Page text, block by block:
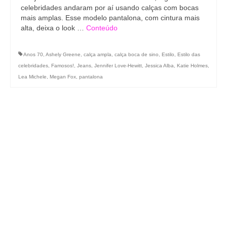
celebridades andaram por aí usando calças com bocas
mais amplas. Esse modelo pantalona, com cintura mais
alta, deixa o look … Conteúdo
Anos 70 Ashely Greene calça ampla calça boca de sino Estilo
Estilo das
celebridades Famosos! Jeans Jennifer Love-Hewitt Jessica Alba Katie Holmes
Lea Michele
Megan Fox pantalona